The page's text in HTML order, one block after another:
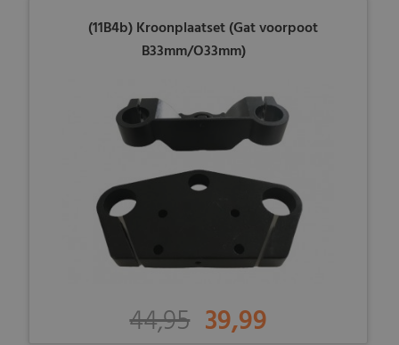
(11B4b) Kroonplaatset (Gat voorpoot
B33mm/O33mm)
44,95 39,99